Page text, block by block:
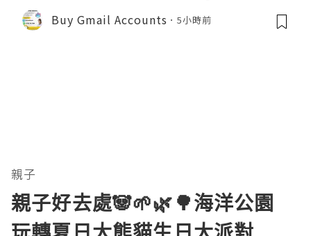
Buy Gmail Accounts 5小時前
親子
親子好去處🐼🌱🌿🌳海洋公園